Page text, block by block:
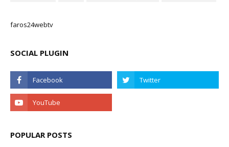
faros24webtv
SOCIAL PLUGIN
POPULAR POSTS